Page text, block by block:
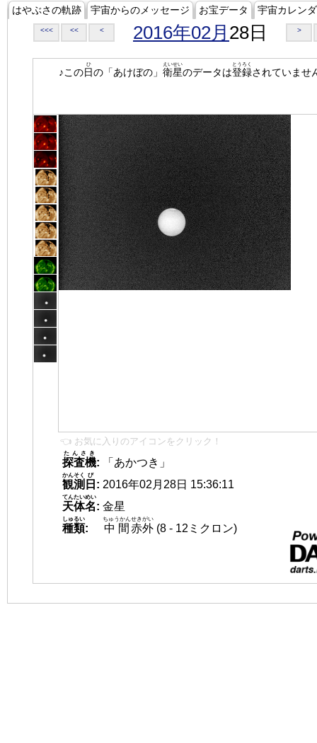
はやぶさの軌跡 宇宙からのメッセージ お宝データ 宇宙カレン
<<< << < 2016年02月 28日 >
♪この日
ひ
の「あけぼの」 衛星
えいせい
のデータは登録
とうろく
されていませ
👈 お気に入りのアイコンをクリック！
探査機
たんさき
:
「あかつき」
観測
かんそく
日
び
: 2016年02月28日 15:36:11
天体名
てんたいめい
: 金星
種類
しゅるい
: 中間
ちゅうかん
赤外
せきがい
(8 - 12ミクロン)